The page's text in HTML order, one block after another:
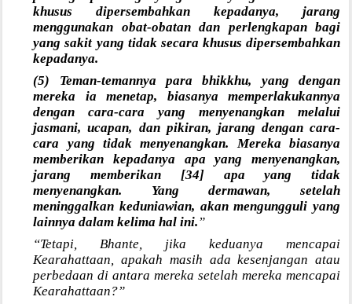
khusus dipersembahkan kepadanya, jarang
menggunakan obat-obatan dan perlengkapan bagi
yang sakit yang tidak secara khusus dipersembahkan
kepadanya.
(5) Teman-temannya para bhikkhu, yang dengan
mereka ia menetap, biasanya memperlakukannya
dengan cara-cara yang menyenangkan melalui
jasmani, ucapan, dan pikiran, jarang dengan cara-
cara yang tidak menyenangkan. Mereka biasanya
memberikan kepadanya apa yang menyenangkan,
jarang memberikan [34] apa yang tidak
menyenangkan. Yang dermawan, setelah
meninggalkan keduniawian, akan mengungguli yang
lainnya dalam kelima hal ini.”
“Tetapi, Bhante, jika keduanya mencapai
Kearahattaan, apakah masih ada kesenjangan atau
perbedaan di antara mereka setelah mereka mencapai
Kearahattaan?”